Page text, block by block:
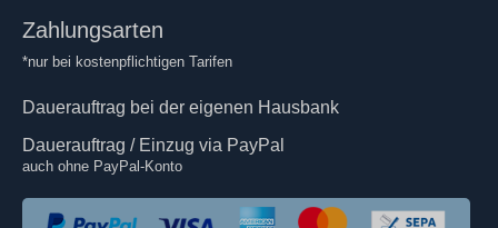
Zahlungsarten
*nur bei kostenpflichtigen Tarifen
Dauerauftrag bei der eigenen Hausbank
Dauerauftrag / Einzug via PayPal
auch ohne PayPal-Konto